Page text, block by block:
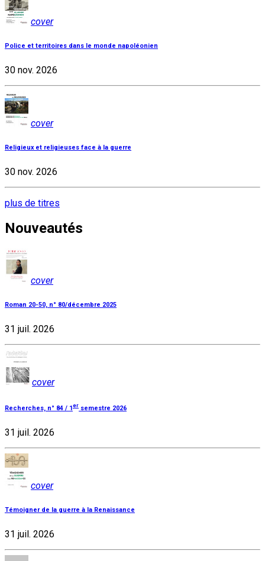
cover
Police et territoires dans le monde napoléonien
30 nov. 2026
cover
Religieux et religieuses face à la guerre
30 nov. 2026
plus de titres
Nouveautés
cover
Roman 20-50, n° 80/décembre 2025
31 juil. 2026
cover
Recherches, n° 84 / 1er semestre 2026
31 juil. 2026
cover
Témoigner de la guerre à la Renaissance
31 juil. 2026